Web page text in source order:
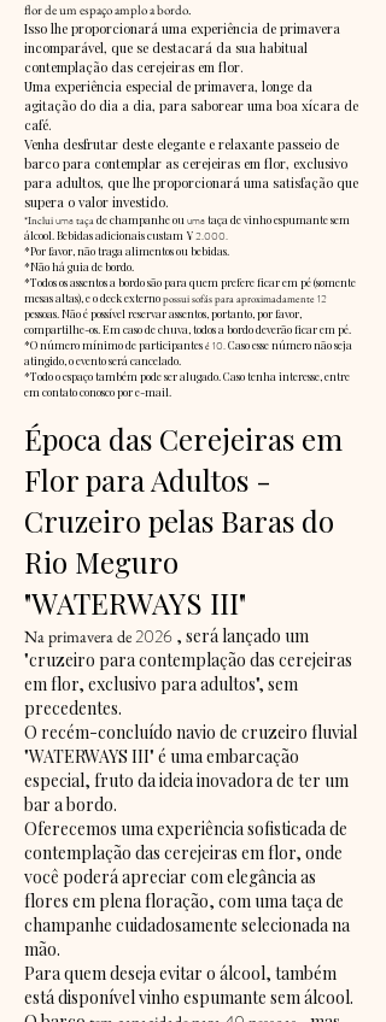
flor de um espaço amplo a bordo.
Isso lhe proporcionará uma experiência de primavera
incomparável, que se destacará da sua habitual
contemplação das cerejeiras em flor.
Uma experiência especial de primavera, longe da
agitação do dia a dia, para saborear uma boa xícara de
café.
Venha desfrutar deste elegante e relaxante passeio de
barco para contemplar as cerejeiras em flor, exclusivo
para adultos, que lhe proporcionará uma satisfação que
supera o valor investido.
*Incluiumataçade champanheou umataça de vinho espumante sem
álcool. Bebidas adicionais custam ¥2.000.
*Por favor, não traga alimentos ou bebidas.
*Não há guia de bordo.
*Todos os assentos a bordo são para quem prefere ficar em pé (somente
mesas altas), e o deck externopossui sofás para aproximadamente12
pessoas. Não é possível reservar assentos, portanto, por favor,
compartilhe-os. Em caso de chuva, todos a bordo deverão ficar em pé.
*O número mínimo de participantesé10.Caso esse número não seja
atingido, o evento será cancelado.
*Todo o espaço também pode ser alugado. Caso tenha interesse, entre
em contato conosco por e-mail.
Época das Cerejeiras em
Flor para Adultos -
Cruzeiro pelas Baras do
Rio Meguro
"WATERWAYS III"
Na primavera de2026 , será lançado um
"cruzeiro para contemplação das cerejeiras
em flor, exclusivo para adultos", sem
precedentes.
O recém-concluído navio de cruzeiro fluvial
"WATERWAYS III" é uma embarcação
especial, fruto da ideia inovadora de ter um
bar a bordo.
Oferecemos uma experiência sofisticada de
contemplação das cerejeiras em flor, onde
você poderá apreciar com elegância as
flores em plena floração, com uma taça de
champanhe cuidadosamente selecionada na
mão.
Para quem deseja evitar o álcool, também
está disponível vinho espumante sem álcool.